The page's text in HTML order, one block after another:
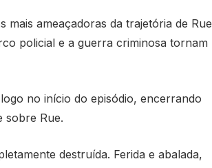
ameaçadoras da trajetória de Rue
policial e a guerra criminosa tornam
no início do episódio, encerrando
sobre Rue.
destruída. Ferida e abalada,